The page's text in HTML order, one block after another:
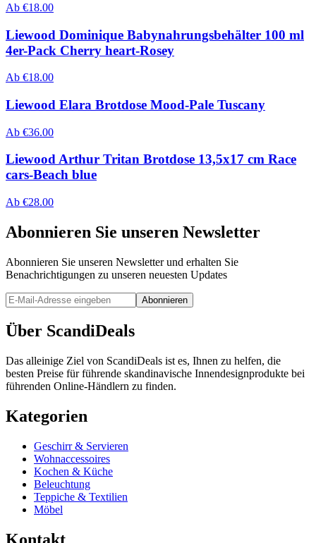
Ab €18.00
Liewood Dominique Babynahrungsbehälter 100 ml
4er-Pack Cherry heart-Rosey
Ab €18.00
Liewood Elara Brotdose Mood-Pale Tuscany
Ab €36.00
Liewood Arthur Tritan Brotdose 13,5x17 cm Race
cars-Beach blue
Ab €28.00
Abonnieren Sie unseren Newsletter
Abonnieren Sie unseren Newsletter und erhalten Sie
Benachrichtigungen zu unseren neuesten Updates
Abonnieren
Über ScandiDeals
Das alleinige Ziel von ScandiDeals ist es, Ihnen zu helfen, die
besten Preise für führende skandinavische Innendesignprodukte bei
führenden Online-Händlern zu finden.
Kategorien
Geschirr & Servieren
Wohnaccessoires
Kochen & Küche
Beleuchtung
Teppiche & Textilien
Möbel
Kontakt